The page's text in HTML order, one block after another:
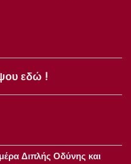
εδώ !
Διπλής Οδύνης και